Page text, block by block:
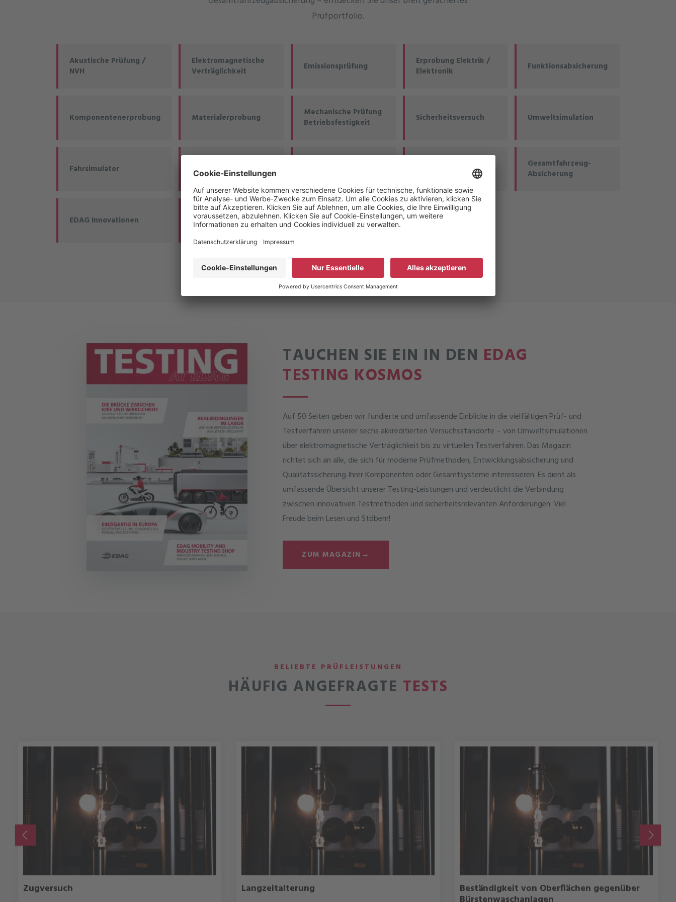
Prüfportfolio.
Akustische Prüfung /
NVH
Elektromagnetische
Verträglichkeit
Emissionsprüfung
Erprobung Elektrik /
Elektronik
Funktionsabsicherung
Komponentenerprobung Materialerprobung
Mechanische Prüfung
Betriebsfestigkeit
Sicherheitsversuch Umweltsimulation
Fahrsimulator ADAS-Tests
Gesamtfahrzeug-
Absicherung
EDAG Innovationen Defence
TAUCHEN SIE EIN IN DEN EDAG
TESTING KOSMOS
Auf 50 Seiten geben wir fundierte und umfassende Einblicke in die vielfältigen Prüf- und
Testverfahren unserer sechs akkreditierten Versuchsstandorte – von Umweltsimulationen
über elektromagnetische Verträglichkeit bis zu virtuellen Testverfahren. Das Magazin
richtet sich an alle, die sich für moderne Prüfmethoden, Entwicklungsabsicherung und
Qualitätssicherung Ihrer Komponenten oder Gesamtsysteme interessieren. Es dient als
umfassende Übersicht unserer Testing-Leistungen und verdeutlicht die Verbindung
zwischen innovativen Testmethoden und sicherheitsrelevanten Anforderungen. Viel
Freude beim Lesen und Stöbern!
ZUM MAGAZIN →
BELIEBTE PRÜFLEISTUNGEN
HÄUFIG ANGEFRAGTE TESTS
Zugversuch Langzeitalterung
DETAILS
Beständigkeit von Oberflächen gegenüber